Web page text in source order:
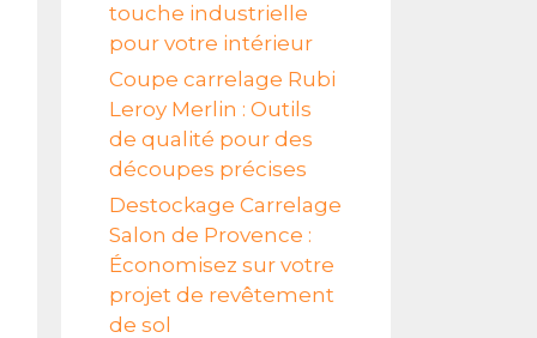
touche industrielle
pour votre intérieur
Coupe carrelage Rubi
Leroy Merlin : Outils
de qualité pour des
découpes précises
Destockage Carrelage
Salon de Provence :
Économisez sur votre
projet de revêtement
de sol